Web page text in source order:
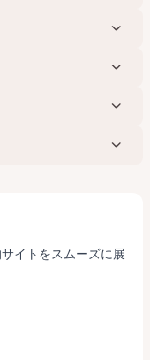
イトをスムーズに展